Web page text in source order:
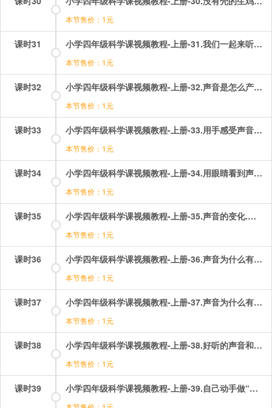
本节售价：1元
课时31 小学四年级科学课视频教程-上册-31.我们一起来听听声音.mp4
本节售价：1元
课时32 小学四年级科学课视频教程-上册-32.声音是怎么产生的？.mp4
本节售价：1元
课时33 小学四年级科学课视频教程-上册-33.用手感受声音！.mp4
本节售价：1元
课时34 小学四年级科学课视频教程-上册-34.用眼睛看到声音！.mp4
本节售价：1元
课时35 小学四年级科学课视频教程-上册-35.声音的变化.mp4
本节售价：1元
课时36 小学四年级科学课视频教程-上册-36.声音为什么有高有低？.mp4
本节售价：1元
课时37 小学四年级科学课视频教程-上册-37.声音为什么有大小？.mp4
本节售价：1元
课时38 小学四年级科学课视频教程-上册-38.好听的声音和难听的声音.mp4
本节售价：1元
课时39 小学四年级科学课视频教程-上册-39.自己动手做“电话”.mp4